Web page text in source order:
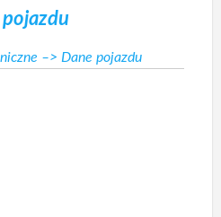
–> Dane pojazdu